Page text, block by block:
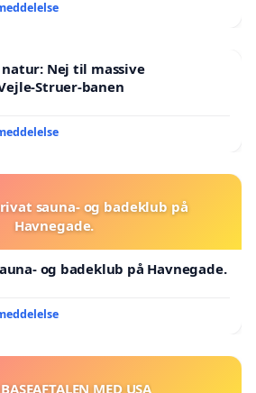
natur: Nej til massive
Struer-banen
sauna- og badeklub på
Havnegade.
og badeklub på Havnegade.
MED USA